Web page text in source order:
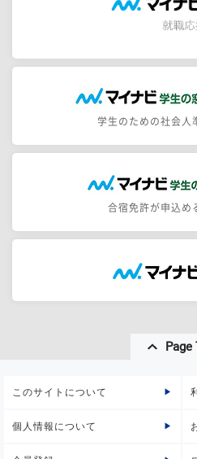
学生のための社会人
合宿免許が申込め
Page
このサイトについて
個人情報について